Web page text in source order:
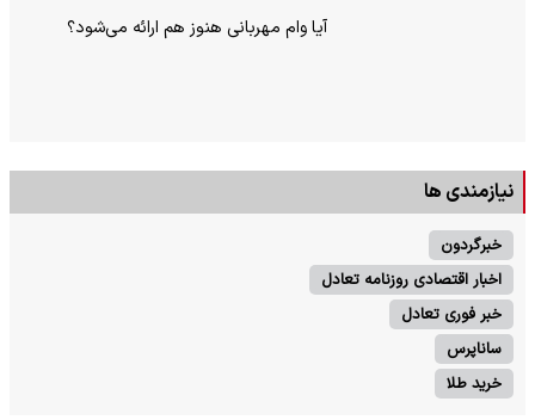
آیا وام مهربانی هنوز هم ارائه می‌شود؟
نیازمندی ها
خبرگردون
اخبار اقتصادی روزنامه تعادل
خبر فوری تعادل
ساناپرس
خرید طلا